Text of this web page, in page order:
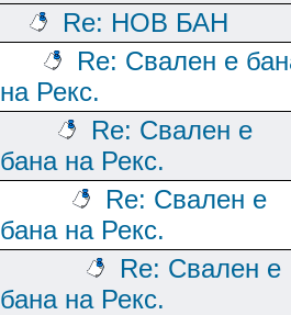
Re: НОВ БАН
Re: Свален е
на Рекс.
Re: Свален е
бана на Рекс.
Re: Свален е
бана на Рекс.
Re: Свален е
бана на Рекс.